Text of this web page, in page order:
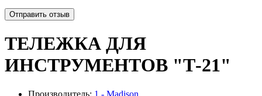
Отправить отзыв
ТЕЛЕЖКА ДЛЯ
ИНСТРУМЕНТОВ "Т-21"
Производитель: 1 - Madison